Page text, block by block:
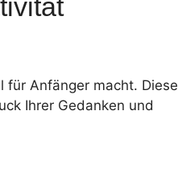
Anfänger macht. Diese
Ihrer Gedanken und